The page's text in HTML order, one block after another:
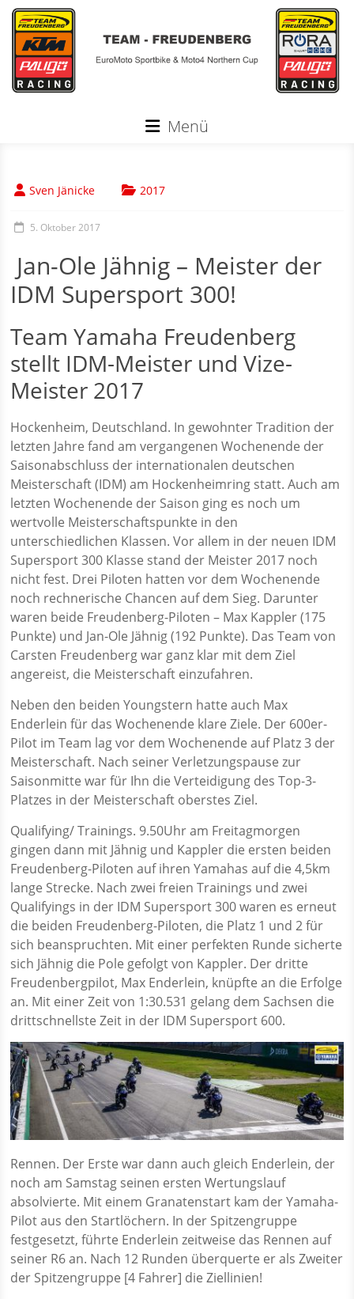
Zum
Inhalt
springen
Menü
Sven Jänicke 2017
5. Oktober 2017
Jan-Ole Jähnig – Meister der
IDM Supersport 300!
Team Yamaha Freudenberg
stellt IDM-Meister und Vize-
Meister 2017
Hockenheim, Deutschland. In gewohnter Tradition der
letzten Jahre fand am vergangenen Wochenende der
Saisonabschluss der internationalen deutschen
Meisterschaft (IDM) am Hockenheimring statt. Auch am
letzten Wochenende der Saison ging es noch um
wertvolle Meisterschaftspunkte in den
unterschiedlichen Klassen. Vor allem in der neuen IDM
Supersport 300 Klasse stand der Meister 2017 noch
nicht fest. Drei Piloten hatten vor dem Wochenende
noch rechnerische Chancen auf dem Sieg. Darunter
waren beide Freudenberg-Piloten – Max Kappler (175
Punkte) und Jan-Ole Jähnig (192 Punkte). Das Team von
Carsten Freudenberg war ganz klar mit dem Ziel
angereist, die Meisterschaft einzufahren.
Neben den beiden Youngstern hatte auch Max
Enderlein für das Wochenende klare Ziele. Der 600er-
Pilot im Team lag vor dem Wochenende auf Platz 3 der
Meisterschaft. Nach seiner Verletzungspause zur
Saisonmitte war für Ihn die Verteidigung des Top-3-
Platzes in der Meisterschaft oberstes Ziel.
Qualifying/ Trainings. 9.50Uhr am Freitagmorgen
gingen dann mit Jähnig und Kappler die ersten beiden
Freudenberg-Piloten auf ihren Yamahas auf die 4,5km
lange Strecke. Nach zwei freien Trainings und zwei
Qualifyings in der IDM Supersport 300 waren es erneut
die beiden Freudenberg-Piloten, die Platz 1 und 2 für
sich beanspruchten. Mit einer perfekten Runde sicherte
sich Jähnig die Pole gefolgt von Kappler. Der dritte
Freudenbergpilot, Max Enderlein, knüpfte an die Erfolge
an. Mit einer Zeit von 1:30.531 gelang dem Sachsen die
drittschnellste Zeit in der IDM Supersport 600.
Rennen. Der Erste war dann auch gleich Enderlein, der
noch am Samstag seinen ersten Wertungslauf
absolvierte. Mit einem Granatenstart kam der Yamaha-
Pilot aus den Startlöchern. In der Spitzengruppe
festgesetzt, führte Enderlein zeitweise das Rennen auf
seiner R6 an. Nach 12 Runden überquerte er als Zweiter
der Spitzengruppe [4 Fahrer] die Ziellinien!